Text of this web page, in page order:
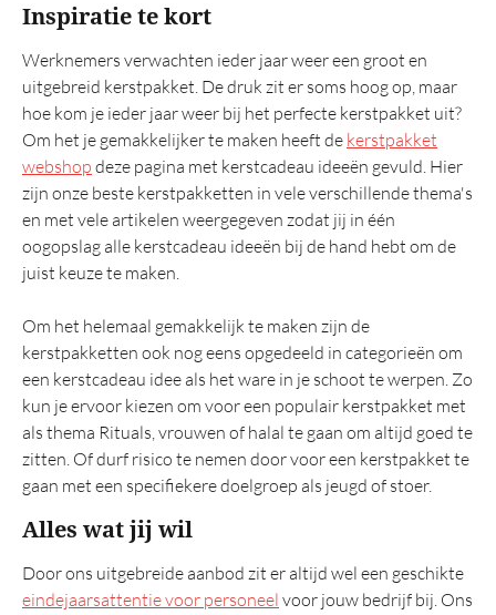
Vuurkorf
Wok
Tas
Wellness
Overig
Luxe
Tapas
Snijplank
Mooie
Eindejaarsgeschenken
Kerstattenties
Aanbevolen
Inspiratie te kort
Werknemers verwachten ieder jaar weer een groot en
uitgebreid kerstpakket. De druk zit er soms hoog op, maar
hoe kom je ieder jaar weer bij het perfecte kerstpakket uit?
Om het je gemakkelijker te maken heeft de kerstpakket
webshop deze pagina met kerstcadeau ideeën gevuld. Hier
zijn onze beste kerstpakketten in vele verschillende thema's
en met vele artikelen weergegeven zodat jij in één
oogopslag alle kerstcadeau ideeën bij de hand hebt om de
juist keuze te maken.
Om het helemaal gemakkelijk te maken zijn de
kerstpakketten ook nog eens opgedeeld in categorieën om
een kerstcadeau idee als het ware in je schoot te werpen. Zo
kun je ervoor kiezen om voor een populair kerstpakket met
als thema Rituals, vrouwen of halal te gaan om altijd goed te
zitten. Of durf risico te nemen door voor een kerstpakket te
gaan met een specifiekere doelgroep als jeugd of stoer.
Alles wat jij wil
Door ons uitgebreide aanbod zit er altijd wel een geschikte
eindejaarsattentie voor personeel voor jouw bedrijf bij. Ons